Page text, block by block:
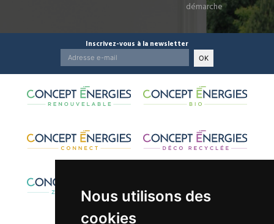
Nous utilisons des
cookies
démarche
Inscrivez-vous à la newsletter
OK